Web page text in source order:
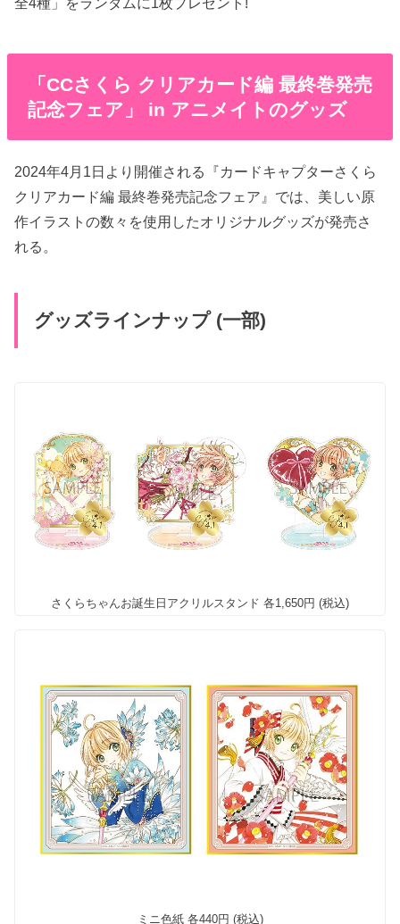
「CCさくら クリアカード編 最終巻発売
記念フェア」 in アニメイトのグッズ
2024年4月1日より開催される『カードキャプターさくら
クリアカード編 最終巻発売記念フェア』では、美しい原
作イラストの数々を使用したオリジナルグッズが発売さ
れる。
グッズラインナップ (一部)
さくらちゃんお誕生日アクリルスタンド 各1,650円 (税込)
ミニ色紙 各440円 (税込)